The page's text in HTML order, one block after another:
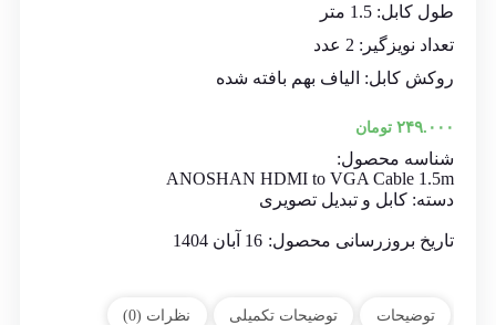
طول کابل: 1.5 متر
تعداد نویزگیر: 2 عدد
روکش کابل: الیاف بهم بافته شده
۲۴۹.۰۰۰ تومان
شناسه محصول:
ANOSHAN HDMI to VGA Cable 1.5m
دسته: کابل و تبدیل تصویری
تاریخ بروزرسانی محصول: 16 آبان 1404
توضیحات توضیحات تکمیلی نظرات (0)